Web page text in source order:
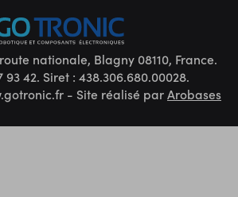
nationale, Blagny 08110, France.
93 42. Siret : 438.306.680.00028.
- Site réalisé parArobases